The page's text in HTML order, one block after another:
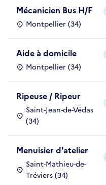
Mécanicien Bus H/F
Montpellier (34)
Aide à domicile
Montpellier (34)
Ripeuse / Ripeur
Saint-Jean-de-Védas
(34)
Menuisier d'atelier
Saint-Mathieu-de-
Tréviers (34)